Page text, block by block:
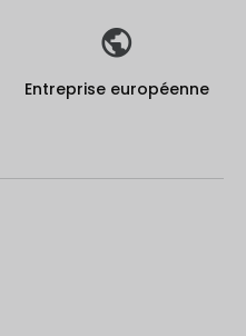
Entreprise européenne